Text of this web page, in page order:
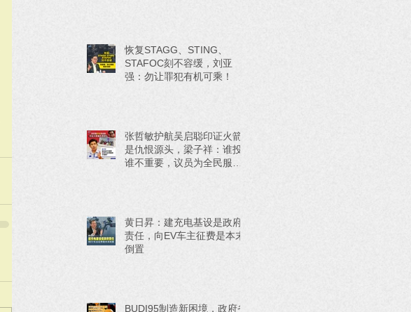
恢复STAGG、STING、
STAFOC刻不容缓，刘亚
强：勿让罪犯有机可乘！
张哲敏护航吴启聪印证火箭
是仇恨源头，梁子祥：谁投
谁不重要，议员为全民服务
黄日昇：建充电基设是政府
责任，向EV车主征费是本末
倒置
BUDI95制造新困境，政府省